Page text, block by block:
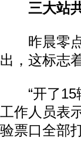
三大站共
昨晨零点
出，这标志
“开了15辆
工作人员表
验票口全部